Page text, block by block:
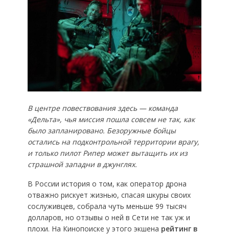
В центре повествования здесь — команда
«Дельта», чья миссия пошла совсем не так, как
было запланировано. Безоружные бойцы
остались на подконтрольной территории врагу,
и только пилот Рипер может вытащить их из
страшной западни в джунглях.
В России история о том, как оператор дрона
отважно рискует жизнью, спасая шкуры своих
сослуживцев, собрала чуть меньше 99 тысяч
долларов, но отзывы о ней в Сети не так уж и
плохи. На Кинопоиске у этого экшена рейтинг в